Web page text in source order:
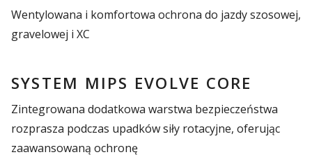
Wentylowana i komfortowa ochrona do jazdy szosowej,
gravelowej i XC
SYSTEM MIPS EVOLVE CORE
Zintegrowana dodatkowa warstwa bezpieczeństwa
rozprasza podczas upadków siły rotacyjne, oferując
zaawansowaną ochronę